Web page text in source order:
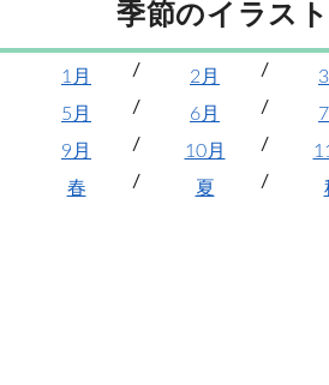
季節のイラス
1月 2月
5月
6月
9月
10月
春
夏